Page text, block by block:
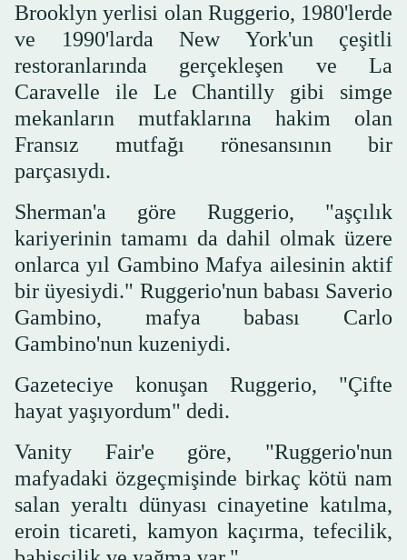
Brooklyn yerlisi olan Ruggerio, 1980'lerde
ve 1990'larda New York'un çeşitli
restoranlarında gerçekleşen ve La
Caravelle ile Le Chantilly gibi simge
mekanların mutfaklarına hakim olan
Fransız mutfağı rönesansının bir
parçasıydı.
Sherman'a göre Ruggerio, "aşçılık
kariyerinin tamamı da dahil olmak üzere
onlarca yıl Gambino Mafya ailesinin aktif
bir üyesiydi." Ruggerio'nun babası Saverio
Gambino, mafya babası Carlo
Gambino'nun kuzeniydi.
Gazeteciye konuşan Ruggerio, "Çifte
hayat yaşıyordum" dedi.
Vanity Fair'e göre, "Ruggerio'nun
mafyadaki özgeçmişinde birkaç kötü nam
salan yeraltı dünyası cinayetine katılma,
eroin ticareti, kamyon kaçırma, tefecilik,